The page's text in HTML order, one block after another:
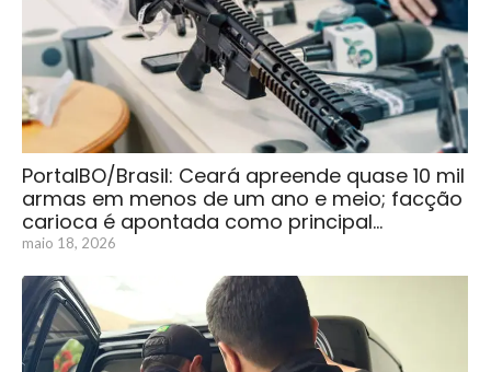
PortalBO/Brasil: Ceará apreende quase 10 mil
armas em menos de um ano e meio; facção
carioca é apontada como principal…
maio 18, 2026